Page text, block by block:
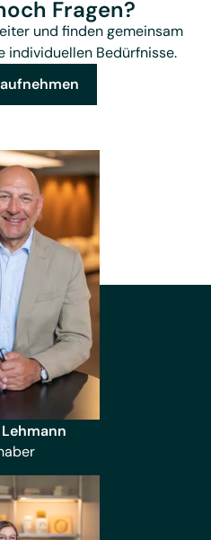
Fragen?
und finden gemeinsam
individuellen Bedürfnisse.